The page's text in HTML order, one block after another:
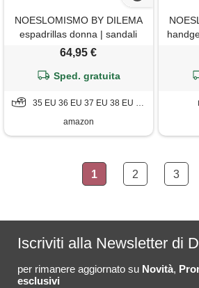
NOESLOMISMO BY DILEMA
espadrillas donna | sandali
con tacco
64,95 €
Sped. gratuita
35 EU 36 EU 37 EU 38 EU 39 EU 41 EU
amazon
1 2 3
Iscriviti alla Newsletter di
per rimanere aggiornato su Novità,
esclusivi